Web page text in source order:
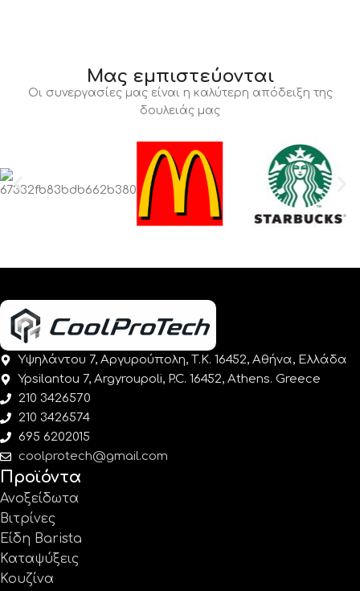
Μας εμπιστεύονται
Οι συνεργασίες μας είναι η καλύτερη απόδειξη της
δουλειάς μας
Υψηλάντου 7, Αργυρούπολη, Τ.Κ. 16452, Αθήνα, Ελλάδα
Ypsilantou 7, Argyroupoli, P.C. 16452, Athens. Greece
210 3426570
210 3426574
695 6202015
coolprotech@gmail.com
Προϊόντα
Ανοξείδωτα
Βιτρίνες
Είδη Barista
Καταψύξεις
Κουζίνα